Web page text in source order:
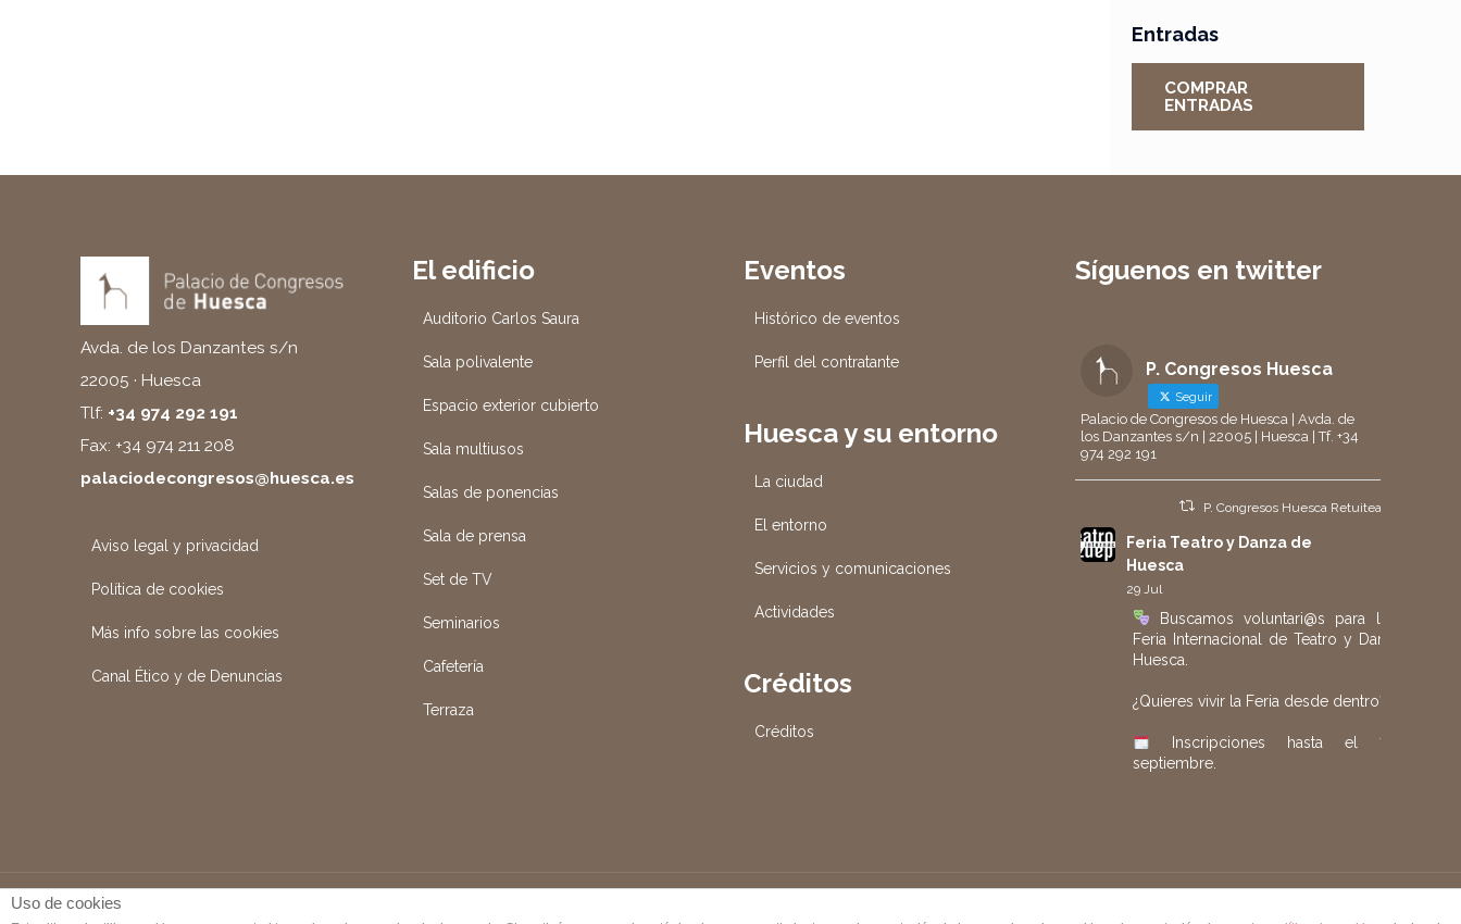
Entradas
COMPRAR
ENTRADAS
Avda. de los Danzantes s/n
22005 · Huesca
Tlf: +34 974 292 191
Fax: +34 974 211 208
palaciodecongresos@huesca.es
Aviso legal y privacidad
Política de cookies
Más info sobre las cookies
Canal Ético y de Denuncias
El edificio
Auditorio Carlos Saura
Sala polivalente
Espacio exterior cubierto
Sala multiusos
Salas de ponencias
Sala de prensa
Set de TV
Seminarios
Cafetería
Terraza
Eventos
Histórico de eventos
Perfil del contratante
Huesca y su entorno
La ciudad
El entorno
Servicios y comunicaciones
Actividades
Créditos
Créditos
Síguenos en twitter
P. Congresos Huesca
Seguir
Palacio de Congresos de Huesca | Avda. de
los Danzantes s/n | 22005 | Huesca | Tf. +34
974 292 191
P. Congresos Huesca Retuiteado
Feria Teatro y Danza de
Huesca
29 Jul
Buscamos voluntari@s para la 40.ª
Feria Internacional de Teatro y Danza de
Huesca.
¿Quieres vivir la Feria desde dentro?
Inscripciones hasta el 7 de
septiembre.
#Danza
Twitter
Uso de cookies